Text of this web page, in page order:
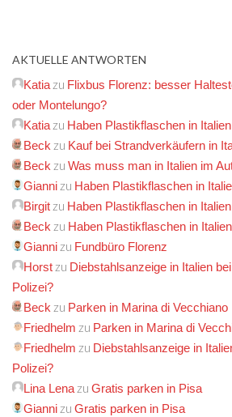
AKTUELLE ANTWORTEN
Katia zu Flixbus Florenz: besser
oder Montelungo?
Katia zu Haben Plastikflaschen in
Beck zu Kauf bei Strandverkäufern in
Beck zu Was muss man in Italien im
Gianni zu Haben Plastikflaschen in
Birgit zu Haben Plastikflaschen in
Beck zu Haben Plastikflaschen in
Gianni zu Fundbüro Florenz
Horst zu Diebstahlsanzeige in Italien
Polizei?
Beck zu Parken in Marina di Vecchiano
Friedhelm zu Parken in Marina di
Friedhelm zu Diebstahlsanzeige in
Polizei?
Lina Lena zu Gratis parken in Pisa
Gianni zu Gratis parken in Pisa